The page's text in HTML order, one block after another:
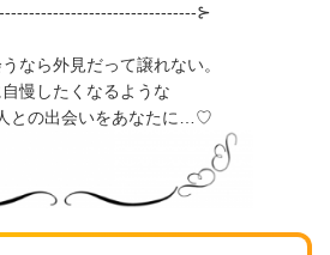
⊱
なら外見だって譲れない。
慢したくなるような
との出会いをあなたに…♡